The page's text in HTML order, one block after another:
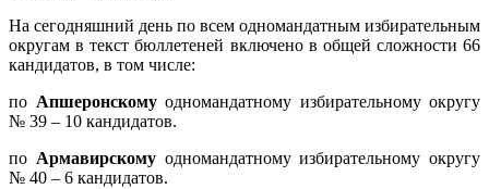
На сегодняшний день по всем одномандатным избирательным
округам в текст бюллетеней включено в общей сложности 66
кандидатов, в том числе:
по Апшеронскому одномандатному избирательному округу
№ 39 – 10 кандидатов.
по Армавирскому одномандатному избирательному округу
№ 40 – 6 кандидатов.